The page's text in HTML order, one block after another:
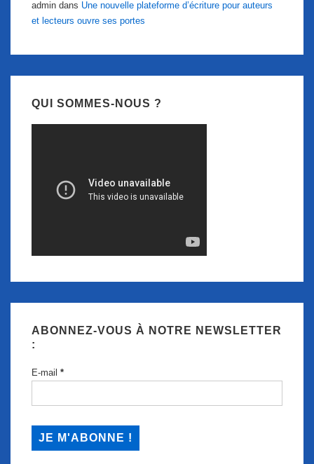
admin dans Une nouvelle plateforme d’écriture pour auteurs
et lecteurs ouvre ses portes
QUI SOMMES-NOUS ?
ABONNEZ-VOUS À NOTRE NEWSLETTER
:
E-mail *